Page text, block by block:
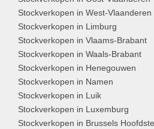
Stockverkopen in West-Vlaanderen
Stockverkopen in Limburg
Stockverkopen in Vlaams-Brabant
Stockverkopen in Waals-Brabant
Stockverkopen in Henegouwen
Stockverkopen in Namen
Stockverkopen in Luik
Stockverkopen in Luxemburg
Stockverkopen in Brussels